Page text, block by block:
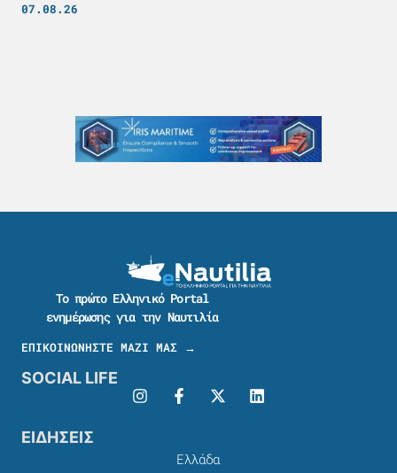
07.08.26
Το πρώτο Ελληνικό Portal
ενημέρωσης για την Ναυτιλία
ΕΠΙΚΟΙΝΩΝΗΣΤΕ ΜΑΖΙ ΜΑΣ →
SOCIAL LIFE
ΕΙΔΗΣΕΙΣ
Ελλάδα